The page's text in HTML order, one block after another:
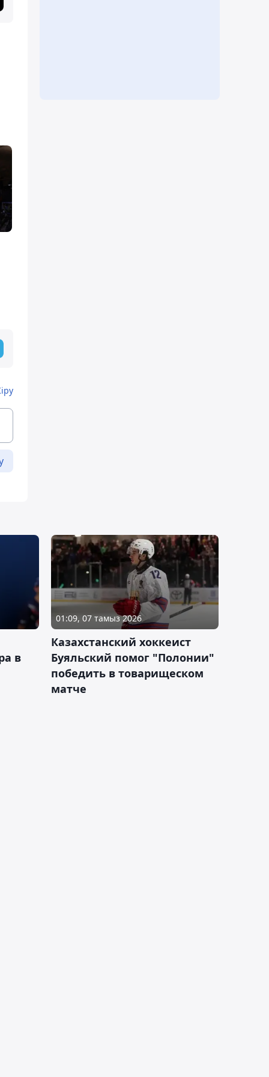
в
01:09, 07 тамыз 2026
Казахстанский хоккеист
Буяльский помог "Полонии"
победить в товарищеском
матче